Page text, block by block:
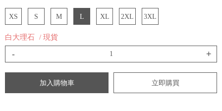
XS S M L XL 2XL 3XL
白大理石 / 現貨
- +
加入購物車 立即購買